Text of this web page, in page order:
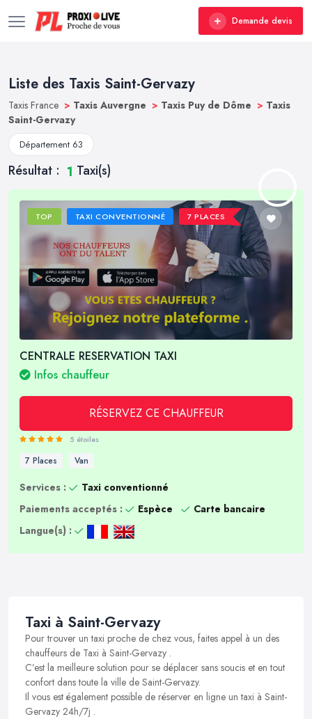
Demande devis
Liste des Taxis Saint-Gervazy
Taxis France > Taxis Auvergne > Taxis Puy de Dôme > Taxis
Saint-Gervazy
Département 63
Résultat : 1 Taxi(s)
TOP TAXI CONVENTIONNÉ 7 PLACES
CENTRALE RESERVATION TAXI
Infos chauffeur
RÉSERVEZ CE CHAUFFEUR
5 étoiles
7 Places Van
Services :
Taxi conventionné
Paiements acceptés :
Espèce
Carte bancaire
Langue(s) :
Taxi à Saint-Gervazy
Pour trouver un taxi proche de chez vous, faites appel à un des
chauffeurs de Taxi à Saint-Gervazy .
C’est la meilleure solution pour se déplacer sans soucis et en tout
confort dans toute la ville de Saint-Gervazy.
Il vous est également possible de réserver en ligne un taxi à Saint-
Gervazy 24h/7j .